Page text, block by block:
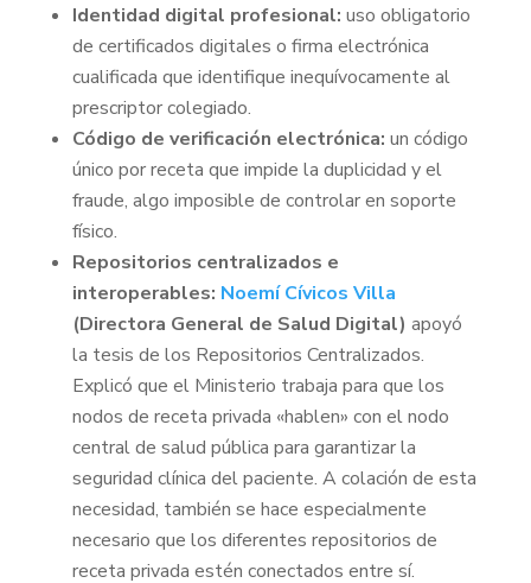
Identidad digital profesional: uso obligatorio
de certificados digitales o firma electrónica
cualificada que identifique inequívocamente al
prescriptor colegiado.
Código de verificación electrónica: un código
único por receta que impide la duplicidad y el
fraude, algo imposible de controlar en soporte
físico.
Repositorios centralizados e
interoperables: Noemí Cívicos Villa
(Directora General de Salud Digital) apoyó
la tesis de los Repositorios Centralizados.
Explicó que el Ministerio trabaja para que los
nodos de receta privada «hablen» con el nodo
central de salud pública para garantizar la
seguridad clínica del paciente. A colación de esta
necesidad, también se hace especialmente
necesario que los diferentes repositorios de
receta privada estén conectados entre sí.